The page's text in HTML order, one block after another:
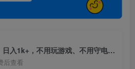
游戏全自动化搬砖项目，日入1k+，不用玩游戏、不用守电脑，全程自动无操作，长期稳定【揭秘】
后查看